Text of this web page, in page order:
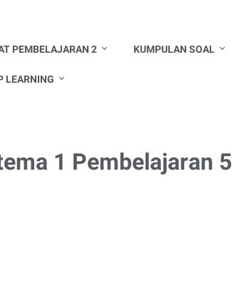
PEMBELAJARAN 2 KUMPULAN SOAL
LEARNING
1 Pembelajaran 5